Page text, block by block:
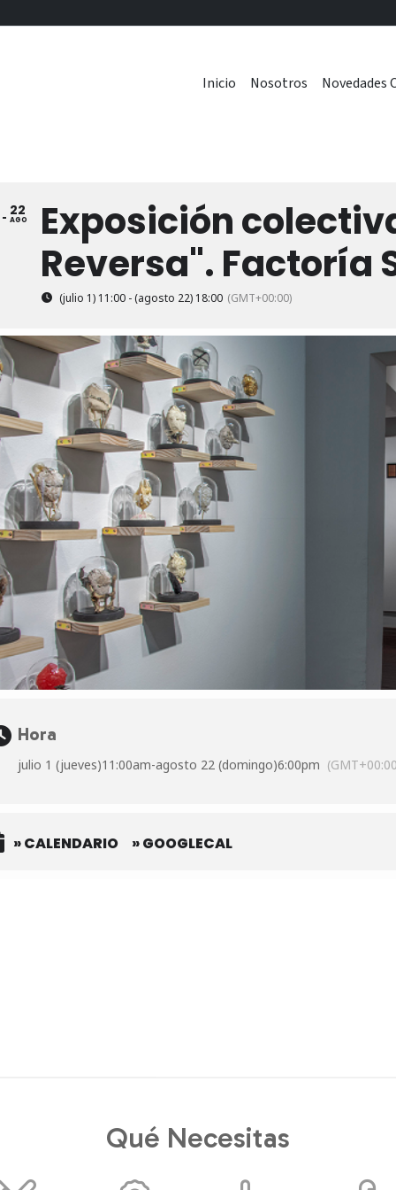
Inicio Nosotros Novedades
22
AGO
Exposición
Reversa". Factoría
(julio 1) 11:00 - (agosto 22) 18:00 (GMT+00:00)
Hora
julio 1 (jueves)11:00am-agosto 22 (domingo)6:00pm
» CALENDARIO » GOOGLECAL
Qué Necesitas